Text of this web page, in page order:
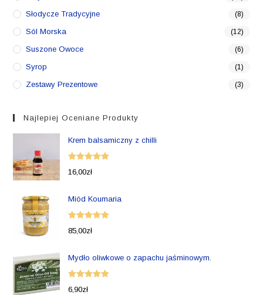
Słodycze Tradycyjne (8)
Sól Morska (12)
Suszone Owoce (6)
Syrop (1)
Zestawy Prezentowe (3)
Najlepiej Oceniane Produkty
Krem balsamiczny z chilli
Oceniono
16,00zł
Miód Koumaria
Oceniono
85,00zł
Mydło oliwkowe o zapachu jaśminowym.
Oceniono
6,90zł